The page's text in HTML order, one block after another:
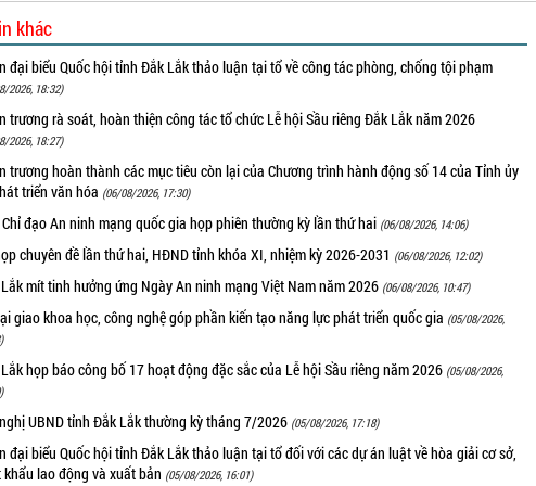
khác
đại biểu Quốc hội tỉnh Đắk Lắk thảo luận tại tổ về công tác phòng, chống tội phạm
2026, 18:32)
trương rà soát, hoàn thiện công tác tổ chức Lễ hội Sầu riêng Đắk Lắk năm 2026
2026, 18:27)
trương hoàn thành các mục tiêu còn lại của Chương trình hành động số 14 của Tỉnh ủy
triển văn hóa (06/08/2026, 17:30)
đạo An ninh mạng quốc gia họp phiên thường kỳ lần thứ hai (06/08/2026, 14:06)
chuyên đề lần thứ hai, HĐND tỉnh khóa XI, nhiệm kỳ 2026-2031 (06/08/2026, 12:02)
mít tinh hưởng ứng Ngày An ninh mạng Việt Nam năm 2026 (06/08/2026, 10:47)
giao khoa học, công nghệ góp phần kiến tạo năng lực phát triển quốc gia (05/08/2026,
họp báo công bố 17 hoạt động đặc sắc của Lễ hội Sầu riêng năm 2026 (05/08/2026,
UBND tỉnh Đắk Lắk thường kỳ tháng 7/2026 (05/08/2026, 17:18)
đại biểu Quốc hội tỉnh Đắk Lắk thảo luận tại tổ đối với các dự án luật về hòa giải cơ sở,
khẩu lao động và xuất bản (05/08/2026, 16:01)